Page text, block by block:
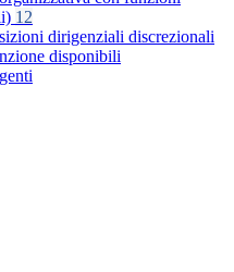
12
dirigenziali discrezionali
disponibili